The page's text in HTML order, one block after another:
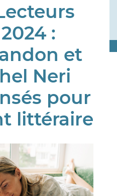
:
et
Neri
pour
littéraire